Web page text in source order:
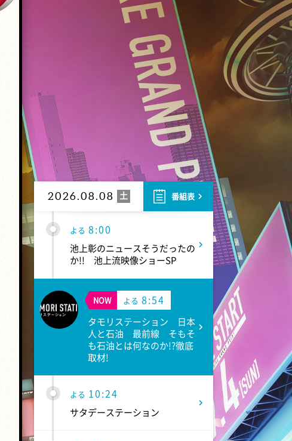
2026.08.08 土 番組表
ANNスーパーJチャンネル
人生の楽園 夏の1時間!ふるさ
と大好きスペシャル
よる
サンド&芦田愛菜の博士ちゃ
ん 伊藤沙莉が初参戦!!目利き
三択バトルSP
よる 8:00
池上彰のニュースそうだったの
か!! 池上流映像ショーSP
NOW よる 8:54
タモリステーション 日本
人と石油 最前線 そもそ
も石油とは何なのか!?徹底
取材!
よる 10:24
サタデーステーション